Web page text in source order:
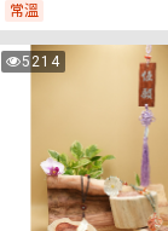
常溫
5214
次
貝